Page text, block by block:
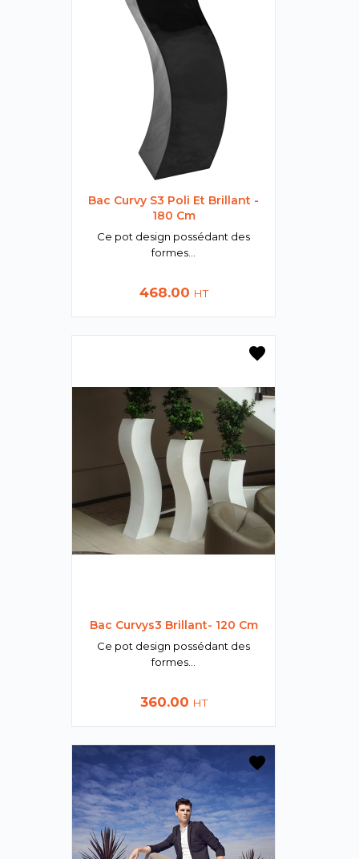
Bac Curvy S3 Poli Et Brillant -
180 Cm
Ce pot design possédant des
formes...
Prix
468.00 HT
Bac Curvys3 Brillant- 120 Cm
Ce pot design possédant des
formes...
Prix
360.00 HT
favorite
favorite